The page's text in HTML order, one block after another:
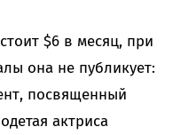
$6 в месяц, при
она не публикует:
посвященный
актриса